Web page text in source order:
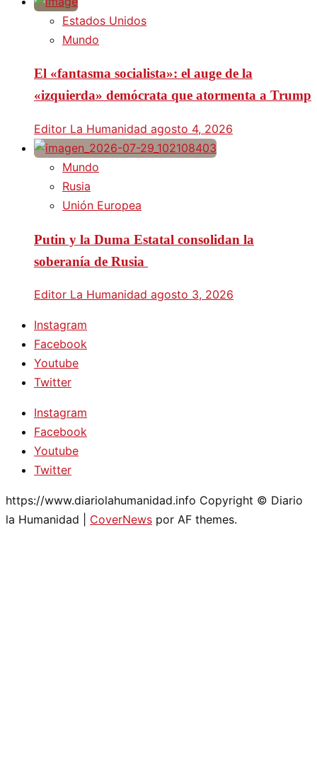
Estados Unidos
Mundo
El «fantasma socialista»: el auge de la
«izquierda» demócrata que atormenta a Trump
Editor La Humanidad agosto 4, 2026
Mundo
Rusia
Unión Europea
Putin y la Duma Estatal consolidan la
soberanía de Rusia
Editor La Humanidad agosto 3, 2026
Instagram
Facebook
Youtube
Twitter
Instagram
Facebook
Youtube
Twitter
https://www.diariolahumanidad.info Copyright © Diario
la Humanidad
CoverNews por AF themes.